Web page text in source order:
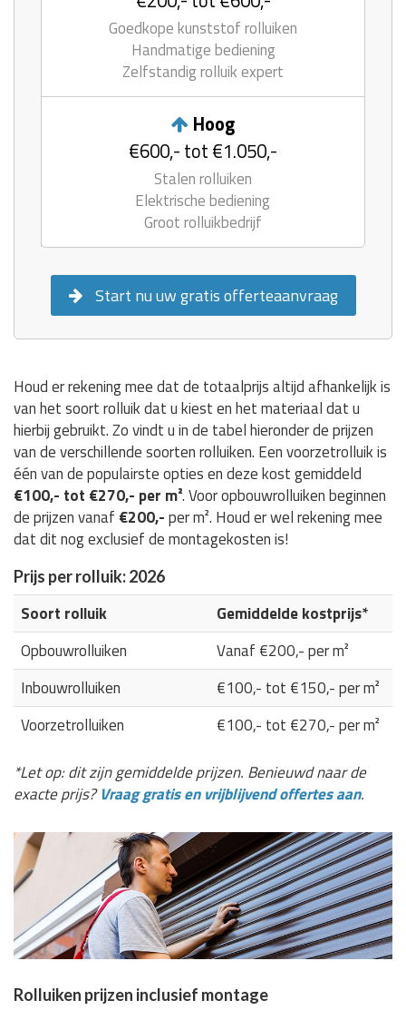
Goedkope kunststof rolluiken
Handmatige bediening
Zelfstandig rolluik expert
Hoog
€600,- tot €1.050,-
Stalen rolluiken
Elektrische bediening
Groot rolluikbedrijf
Start nu uw gratis offerteaanvraag
Houd er rekening mee dat de totaalprijs altijd afhankelijk is
van het soort rolluik dat u kiest en het materiaal dat u
hierbij gebruikt. Zo vindt u in de tabel hieronder de prijzen
van de verschillende soorten rolluiken. Een voorzetrolluik is
één van de populairste opties en deze kost gemiddeld
€100,- tot €270,- per m². Voor opbouwrolluiken beginnen
de prijzen vanaf €200,-per m². Houd er wel rekening mee
dat dit nog exclusief de montagekosten is!
Prijs per rolluik: 2026
Soort rolluik
Gemiddelde kostprijs*
Opbouwrolluiken
Vanaf €200,- per m²
Inbouwrolluiken
€100,- tot €150,- per m²
Voorzetrolluiken
€100,- tot €270,- per m²
*Let op: dit zijn gemiddelde prijzen. Benieuwd naar de
exacte prijs?Vraag gratis en vrijblijvend offertes aan.
Rolluiken prijzen inclusief montage